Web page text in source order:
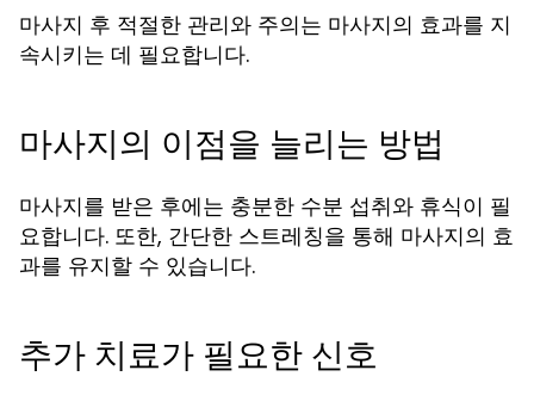
마사지 후 적절한 관리와 주의는 마사지의 효과를 지
속시키는 데 필요합니다.
마사지의 이점을 늘리는 방법
마사지를 받은 후에는 충분한 수분 섭취와 휴식이 필
요합니다. 또한, 간단한 스트레칭을 통해 마사지의 효
과를 유지할 수 있습니다.
추가 치료가 필요한 신호